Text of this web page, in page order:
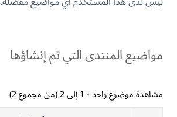
مواضيع المنتدى التي تم إنشاؤها
مشاهدة موضوع واحد - 1 إلى 2 (من مجموع 2)